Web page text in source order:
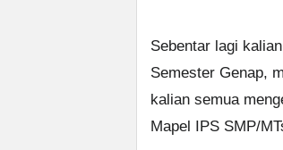
Sebentar lagi
Semester Genap,
kalian semua
Mapel IPS SMP/